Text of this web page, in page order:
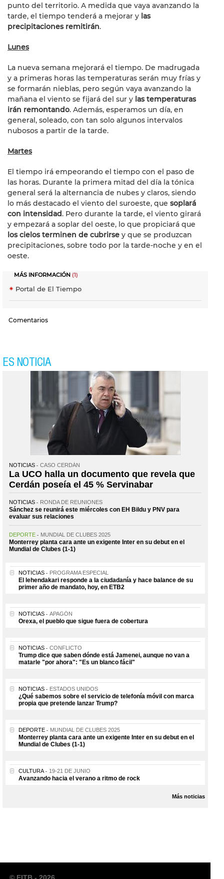
punto del territorio. A medida que vaya avanzando la
tarde, el tiempo tenderá a mejorar y las
precipitaciones remitirán.
Lunes
La nueva semana mejorará el tiempo. De madrugada
y a primeras horas las temperaturas serán muy frías y
se formarán nieblas, pero según vaya avanzando la
mañana el viento se fijará del sur y las temperaturas
irán remontando. Además, esperamos un día, en
general, soleado, con tan solo algunos intervalos
nubosos a partir de la tarde.
Martes
El tiempo irá empeorando el tiempo con el paso de
las horas. Durante la primera mitad del día la tónica
general será la alternancia de nubes y claros, siendo
lo más destacado el viento del suroeste, que soplará
con intensidad. Pero durante la tarde, el viento girará
y empezará a soplar del oeste, lo que propiciará que
los cielos terminen de cubrirse y que se produzcan
precipitaciones, sobre todo por la tarde-noche y en el
oeste.
MÁS INFORMACIÓN (1)
Portal de El Tiempo
Comentarios
ES NOTICIA
NOTICIAS CASO CERDÁN
La UCO halla un documento que revela que
Cerdán poseía el 45 % Servinabar
NOTICIAS RONDA DE REUNIONES
Sánchez se reunirá este miércoles con EH Bildu y PNV para
evaluar sus relaciones
DEPORTE MUNDIAL DE CLUBES 2025
Monterrey planta cara ante un exigente Inter en su debut en el
Mundial de Clubes (1-1)
NOTICIAS PROGRAMA ESPECIAL
El lehendakari responde a la ciudadanía y hace balance de su
primer año de mandato, hoy, en ETB2
NOTICIAS APAGÓN
Orexa, el pueblo que sigue fuera de cobertura
NOTICIAS CONFLICTO
Trump dice que saben dónde está Jamenei, aunque no van a
matarle "por ahora": "Es un blanco fácil"
NOTICIAS ESTADOS UNIDOS
¿Qué sabemos sobre el servicio de telefonía móvil con marca
propia que pretende lanzar Trump?
DEPORTE MUNDIAL DE CLUBES 2025
Monterrey planta cara ante un exigente Inter en su debut en el
Mundial de Clubes (1-1)
CULTURA 19-21 DE JUNIO
Avanzando hacia el verano a ritmo de rock
Más noticias